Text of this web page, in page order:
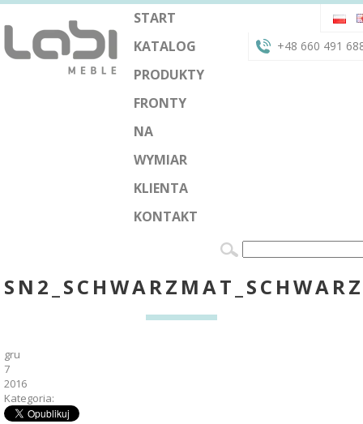
START
KATALOG
PRODUKTY
FRONTY
NA
WYMIAR
KLIENTA
KONTAKT
+48 660 491
gru
7
2016
Kategoria: